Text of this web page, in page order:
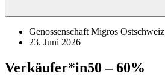
Genossenschaft Migros Ostschweiz
23. Juni 2026
Verkäufer*in50 – 60%